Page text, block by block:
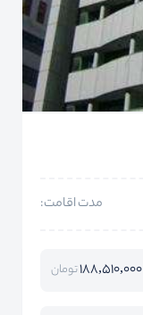
مدت اقامت:
188,510,000تومان